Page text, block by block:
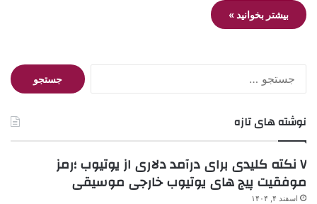
بیشتر بخوانید »
جستجو
برای:
نوشته های تازه
۷ نکته کلیدی برای درآمد دلاری از یوتیوب ؛رمز
موفقیت پیج های یوتیوب خارجی موسیقی
اسفند ۴, ۱۴۰۴